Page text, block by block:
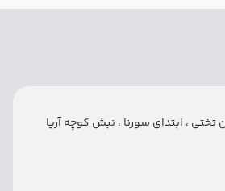
تختی ، ابتدای سورنا ، نبش کوچه آریا